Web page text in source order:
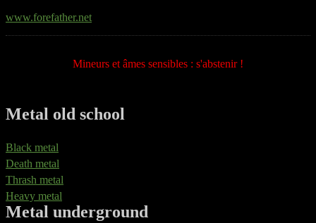
www.forefather.net
Mineurs et âmes sensibles : s'abstenir !
Metal old school
Black metal
Death metal
Thrash metal
Heavy metal
Metal underground